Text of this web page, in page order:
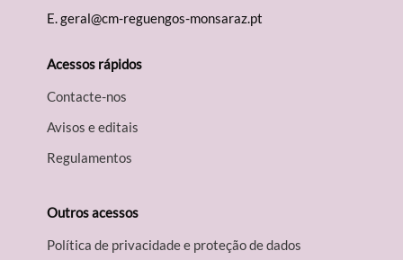
Termo de Pesquisa
E.geral@cm-reguengos-monsaraz.pt
Acessos rápidos
Contacte-nos
Avisos e editais
Regulamentos
Outros acessos
Política de privacidade e proteção de dados